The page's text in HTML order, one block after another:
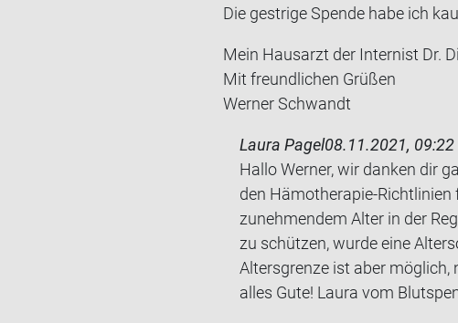
Die gest­ri­ge Spen­de habe ich
Mein Haus­arzt der In­ter­nist Dr.
Mit freund­li­chen Grü­ßen
Wer­ner Schwandt
Laura Pagel08.11.2021, 09:22
Hallo Werner, wir danken dir
den Hämotherapie-
zunehmendem Alter in der
zu schützen, wurde eine
Altersgrenze ist aber möglich,
alles Gute! Laura vom